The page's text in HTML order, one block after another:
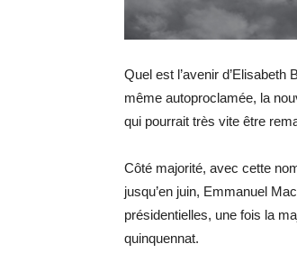
Quel est l’avenir
même autoproclamée, la
qui pourrait très vite être
Côté majorité, avec cette
jusqu’en juin, Emmanuel
présidentielles, une fois la
quinquennat.